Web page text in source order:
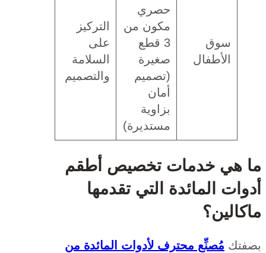
سوق
الأطفال
حصري
مكون من
3 قطع
صغيرة
(تصميم
بزاوية
مستديرة)
التركيز
السلامة
والتصميم
هي خدمات تخصيص أطقم
المائدة التي تقدمها
مُصنِّع محترف لأدوات المائدة من